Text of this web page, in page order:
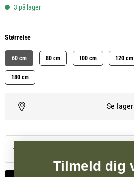
3 på lager
Størrelse
60 cm 80 cm 100 cm 120 cm
180 cm
Se
Tilmeld dig